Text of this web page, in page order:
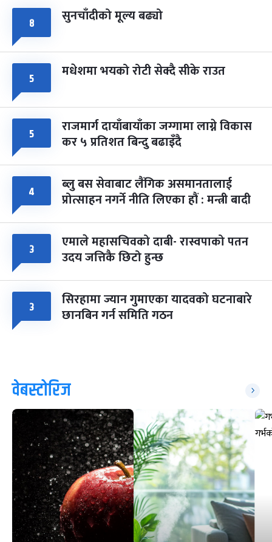
८ सुनचाँदीको मूल्य बढ्यो
५ मधेशमा भयको रोटी सेक्दै सीके राउत
५ राजमार्ग दायाँबायाँका जग्गामा लाग्ने विकास
कर ५ प्रतिशत बिन्दु बढाइँदै
४ ब्लु बस सेवाबाट लैंगिक असमानतालाई
प्रोत्साहन नगर्ने नीति लिएका हौं : मन्त्री बादी
३ एमाले महासचिवको दाबी- रास्वपाको पतन
उदय जत्तिकै छिटो हुन्छ
३ सिरहामा ज्यान गुमाएका यादवको घटनाबारे
छानबिन गर्न समिति गठन
वेबस्टोरिज